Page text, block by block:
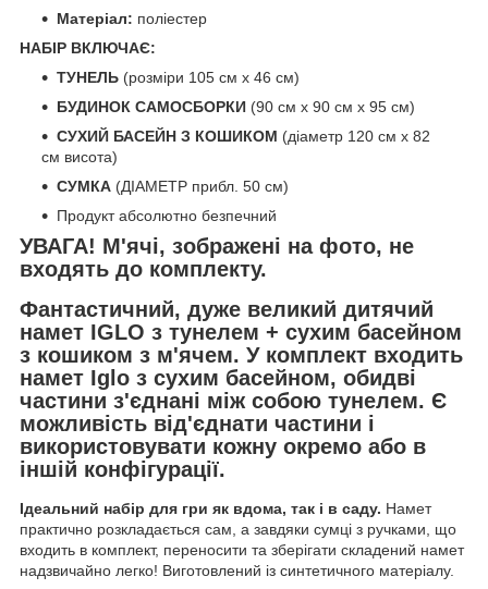
Матеріал: поліестер
НАБІР ВКЛЮЧАЄ:
ТУНЕЛЬ (розміри 105 см х 46 см)
БУДИНОК САМОСБОРКИ (90 см х 90 см х 95 см)
СУХИЙ БАСЕЙН З КОШИКОМ (діаметр 120 см х 82
см висота)
СУМКА (ДІАМЕТР прибл. 50 см)
Продукт абсолютно безпечний
УВАГА! М'ячі, зображені на фото, не
входять до комплекту.
Фантастичний, дуже великий дитячий
намет IGLO з тунелем + сухим басейном
з кошиком з м'ячем. У комплект входить
намет Iglo з сухим басейном, обидві
частини з'єднані між собою тунелем. Є
можливість від'єднати частини і
використовувати кожну окремо або в
іншій конфігурації.
Ідеальний набір для гри як вдома, так і в саду. Намет
практично розкладається сам, а завдяки сумці з ручками, що
входить в комплект, переносити та зберігати складений намет
надзвичайно легко! Виготовлений із синтетичного матеріалу.